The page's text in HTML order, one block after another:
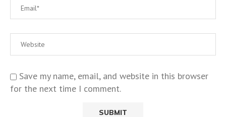
Save my name, email, and website in this browser
for the next time I comment.